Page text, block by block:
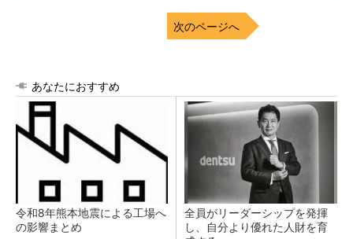
次のページへ
あなたにおすすめ
令和8年熊本地震による工場へ
の影響まとめ
全員がリーダーシップを発揮
し、自分より優れた人財を育